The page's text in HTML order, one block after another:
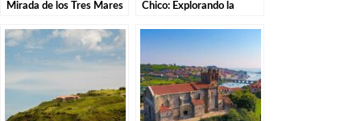
Mirada de los Tres Mares
Chico: Explorando la